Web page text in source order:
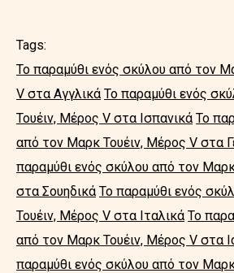
Tags:
Το παραμύθι ενός σκύλου από τον
V στα Αγγλικά Το παραμύθι ενός
Τουέιν, Μέρος V στα Ισπανικά Το
από τον Μαρκ Τουέιν, Μέρος V στα
παραμύθι ενός σκύλου από τον
στα Σουηδικά Το παραμύθι ενός
Τουέιν, Μέρος V στα Ιταλικά Το
από τον Μαρκ Τουέιν, Μέρος V στα
παραμύθι ενός σκύλου από τον